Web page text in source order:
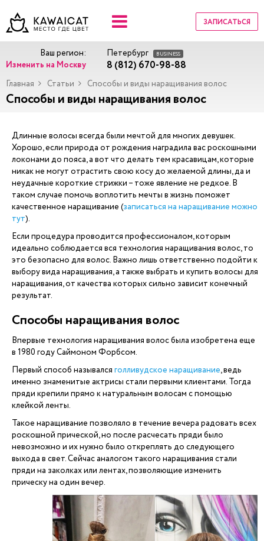
ЗАПИСАТЬСЯ
Ваш регион:
Изменить на Москву
Петербург BUSINESS
8 (812) 670-98-88
Главная Статьи Способы и виды наращивания волос
Способы и виды наращивания волос
Длинные волосы всегда были мечтой для многих девушек.
Хорошо, если природа от рождения наградила вас роскошными
локонами до пояса, а вот что делать тем красавицам, которые
никак не могут отрастить свою косу до желаемой длины, да и
неудачные короткие стрижки – тоже явление не редкое. В
таком случае помочь воплотить мечты в жизнь поможет
качественное наращивание (записаться на наращивание можно
тут).
Если процедура проводится профессионалом, которым
идеально соблюдается вся технология наращивания волос, то
это безопасно для волос. Важно лишь ответственно подойти к
выбору вида наращивания, а также выбрать и купить волосы для
наращивания, от качества которых сильно зависит конечный
результат.
Способы наращивания волос
Впервые технология наращивания волос была изобретена еще
в 1980 году Саймоном Форбсом.
Первый способ назывался голливудское наращивание, ведь
именно знаменитые актрисы стали первыми клиентами. Тогда
пряди крепили прямо к натуральным волосам с помощью
клейкой ленты.
Такое наращивание позволяло в течение вечера радовать всех
роскошной прической, но после расчесать пряди было
невозможно и их нужно было откреплять до следующего
выхода в свет. Сейчас аналогом такого наращивания стали
пряди на заколках или лентах, позволяющие изменить
прическу на один вечер.